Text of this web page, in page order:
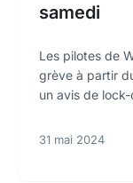
samedi
Les pilotes de
grève à partir
un avis de
31 mai 2024